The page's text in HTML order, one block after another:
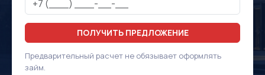
ПОЛУЧИТЬ ПРЕДЛОЖЕНИЕ
Предварительный расчет не обязывает оформлять
займ.